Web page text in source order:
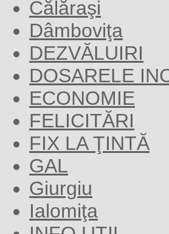
Călăraşi
Dâmboviţa
DEZVĂLUIRI
DOSARELE
ECONOMIE
FELICITĂRI
FIX LA ŢINTĂ
GAL
Giurgiu
Ialomiţa